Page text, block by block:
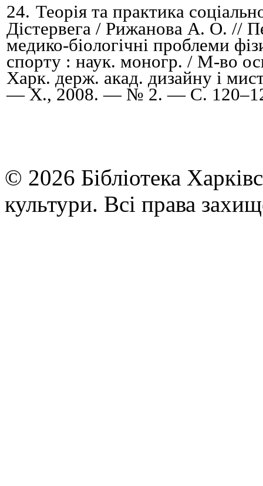
24. Теорія та практика
Дістервега / Рижанова А. О. //
медико-біологічні проблеми
спорту : наук. моногр. / М-во
Харк. держ. акад. дизайну і
— Х., 2008. — № 2. — С. 120–
© 2026 Бібліотека
культури. Всі права